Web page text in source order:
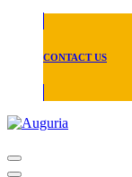
CONTACT US